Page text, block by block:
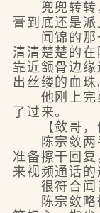
兜兜转转，
膏到底还是派
闻锦的那一
清清楚楚的在
靠近颔骨边
出丝缕的血珠
他刚上完药
了过来。
【敛哥，
陈宗敛两手
准备擦干回
来视频通话的
很符合闻
陈宗敛略微